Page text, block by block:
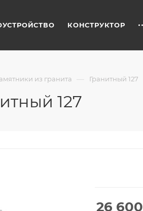
КОНСТРУКТОР
из гранита — Гранитный 127
127
26 600